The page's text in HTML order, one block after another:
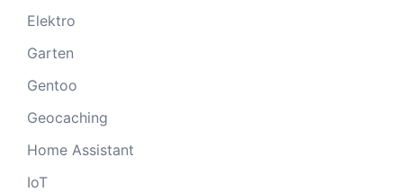
Elektro
Garten
Gentoo
Geocaching
Home Assistant
IoT